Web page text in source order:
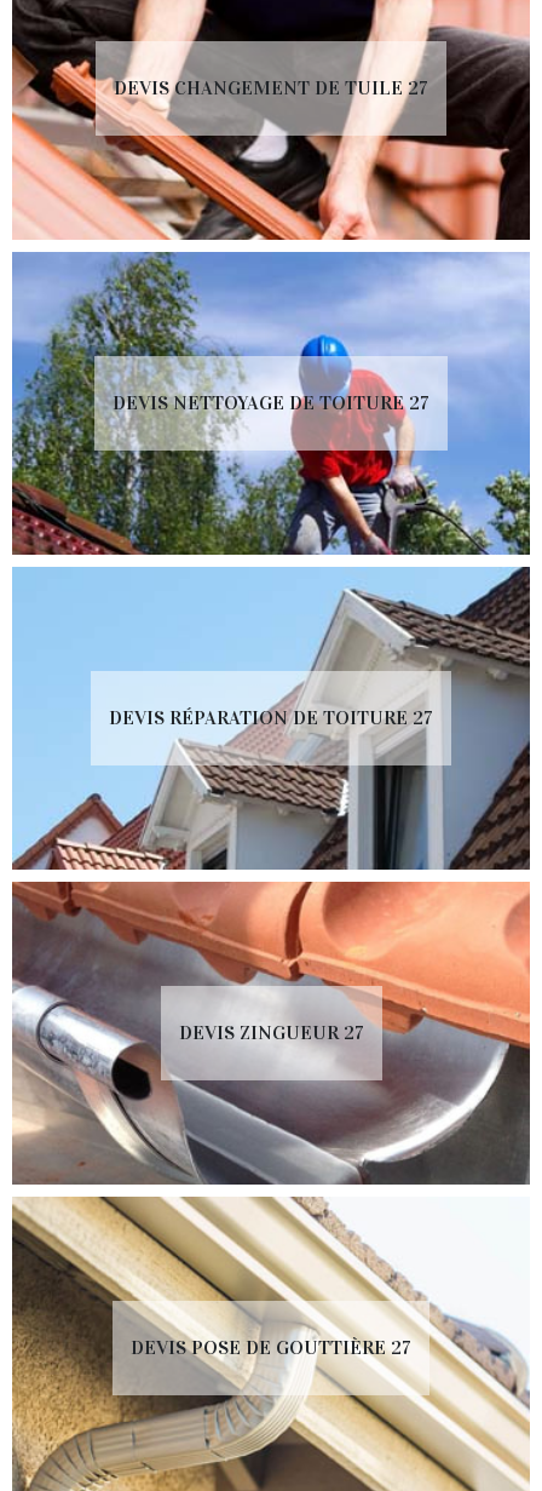
DEVIS CHANGEMENT DE TUILE 27
DEVIS NETTOYAGE DE TOITURE 27
DEVIS RÉPARATION DE TOITURE 27
DEVIS ZINGUEUR 27
DEVIS POSE DE GOUTTIÈRE 27